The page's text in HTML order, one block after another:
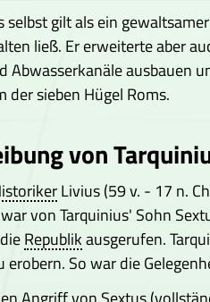
selbst gilt als ein
ließ. Er erweiterte aber
Abwasserkanäle ausbauen
der sieben Hügel Roms.
von
Livius (59 v. - 17 n.
von Tarquinius' Sohn
Republikausgerufen.
erobern. So war die